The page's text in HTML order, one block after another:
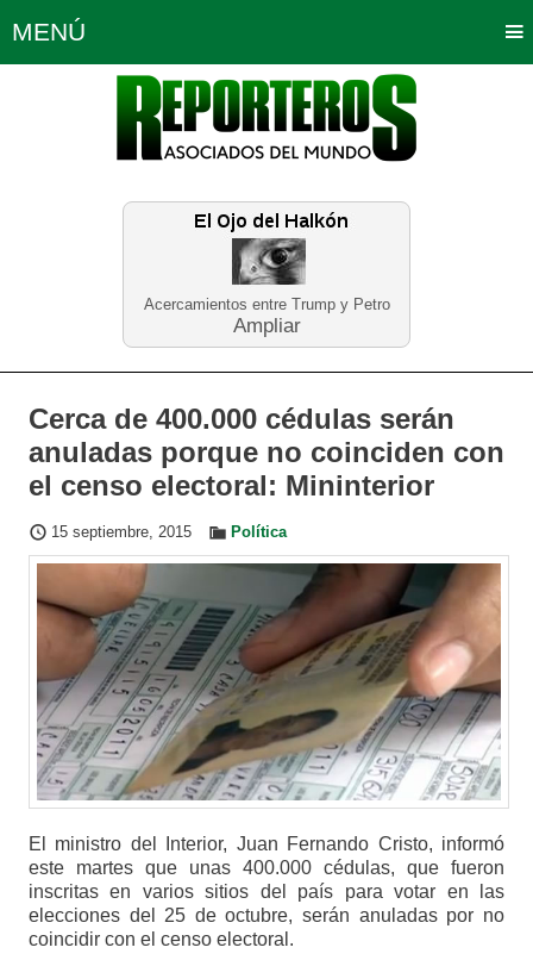
Acercamientos entre Trump y Petro
Ampliar
MENÚ
Política Opinión Bogotá
Planeta Tierra Deportes
Educación Neira
Cerca de 400.000 cédulas serán
anuladas porque no coinciden con
el censo electoral: Mininterior
15 septiembre, 2015 Política
El ministro del Interior, Juan Fernando Cristo, informó
este martes que unas 400.000 cédulas, que fueron
inscritas en varios sitios del país para votar en las
elecciones del 25 de octubre, serán anuladas por no
coincidir con el censo electoral.